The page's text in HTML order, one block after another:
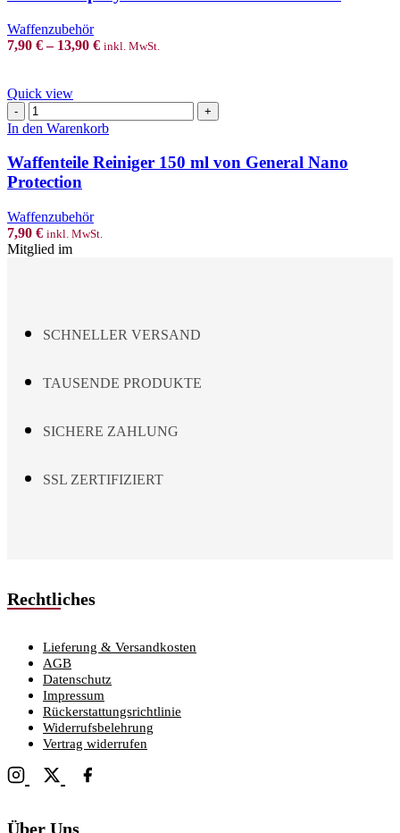
options
on
the
page
Waffenzubehör
7,90 €– 13,90 € inkl. MwSt.
Quick view
Waffenteile
Reiniger
ml
von
General
Protection
Menge
In den Warenkorb
Waffenteile Reiniger 150 ml von General Nano
Protection
Waffenzubehör
7,90 € inkl. MwSt.
Mitglied im
SCHNELLER VERSAND
TAUSENDE PRODUKTE
SICHERE ZAHLUNG
SSL ZERTIFIZIERT
Rechtliches
Lieferung & Versandkosten
AGB
Datenschutz
Impressum
Rückerstattungsrichtlinie
Widerrufsbelehrung
Vertrag widerrufen
Über Uns